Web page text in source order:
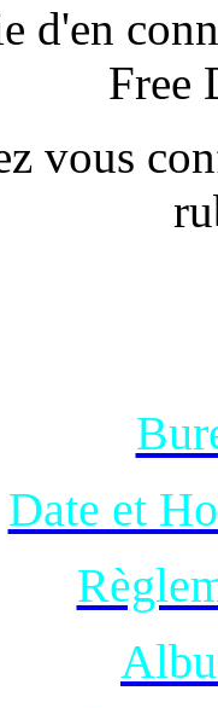
d'en
Free
vous
Date et